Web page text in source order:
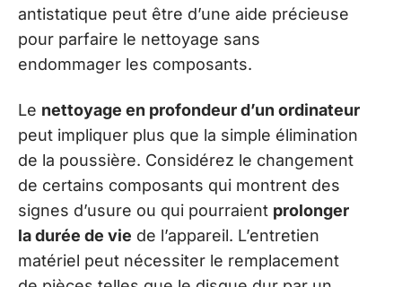
antistatique peut être d’une aide précieuse
pour parfaire le nettoyage sans
endommager les composants.
Le nettoyage en profondeur d’un ordinateur
peut impliquer plus que la simple élimination
de la poussière. Considérez le changement
de certains composants qui montrent des
signes d’usure ou qui pourraient prolonger
la durée de vie de l’appareil. L’entretien
matériel peut nécessiter le remplacement